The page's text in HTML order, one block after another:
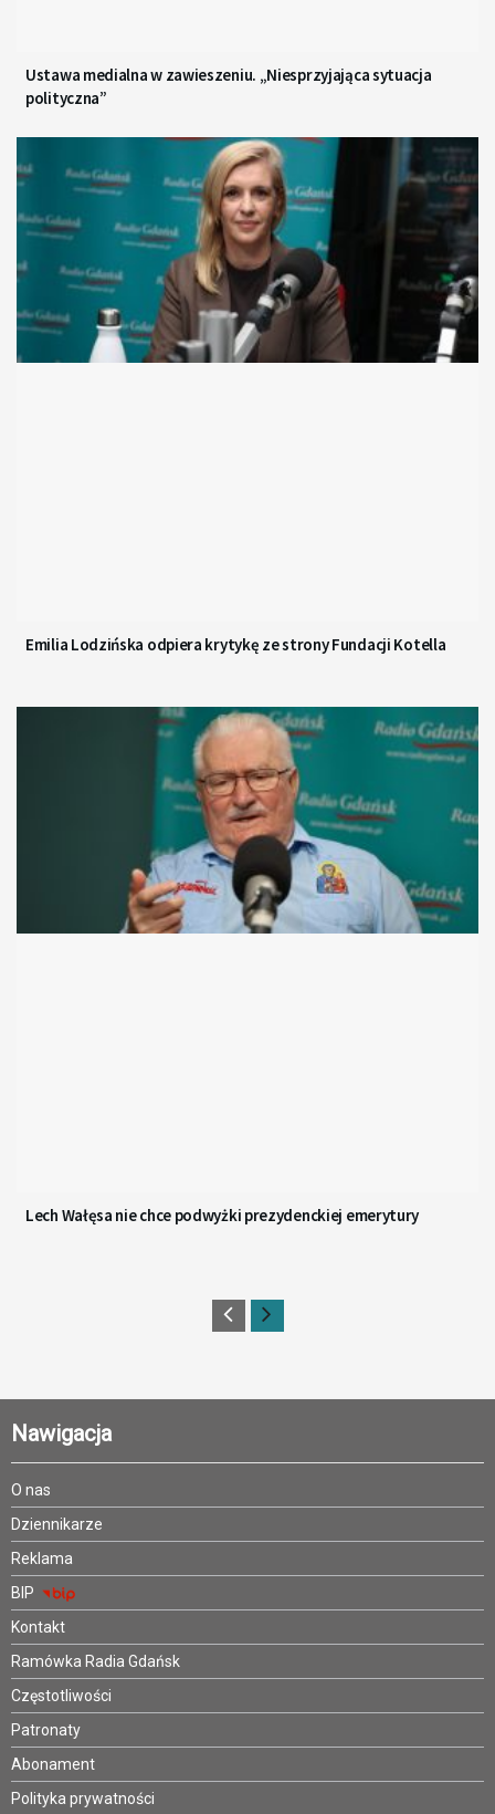
Ustawa medialna w zawieszeniu. „Niesprzyjająca sytuacja
polityczna”
Emilia Lodzińska odpiera krytykę ze strony Fundacji Kotella
Lech Wałęsa nie chce podwyżki prezydenckiej emerytury
Nawigacja
O nas
Dziennikarze
Reklama
BIP
Kontakt
Ramówka Radia Gdańsk
Częstotliwości
Patronaty
Abonament
Polityka prywatności